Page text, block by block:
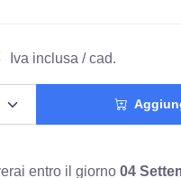
Iva inclusa / cad.
entro il giorno04